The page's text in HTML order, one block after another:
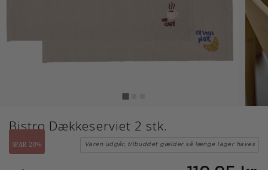
Bistro Dækkeserviet 2 stk.
SPAR 20% Varen udgår, tilbuddet gælder så længe lager haves